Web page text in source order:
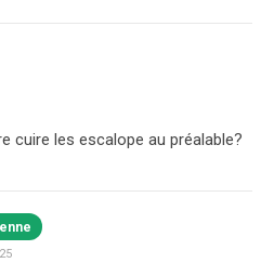
cuire les escalope au préalable?